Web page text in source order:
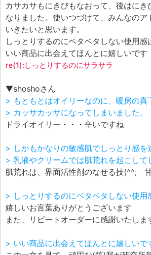
カサカサもにきびもなおって、後はに
なりました。使いつづけて、みんなの
いきたいと思います。
しっとりするのにベタベタしない使用
いい商品に出会えてほんとに嬉しいです
re(1):しっとりするのにサラサラ
▼shoshoさん
> もともとはオイリーなのに、暖房の真
> カッサカッサになってしまいました。
ドライオイリー・・・辛いですね
> しかもかなりの敏感肌でしっとり感
> 乳液やクリームでは肌荒れを起こして
肌荒れは、界面活性剤のなせる技(^^;
> しっとりするのにベタベタしない使
嬉しいお言葉ありがとうございます
また、リピートオーダーに感謝いたしま
> いい商品に出会えてほんとに嬉しいで